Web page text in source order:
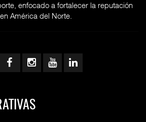
enfocado a fortalecer la reputación
América del Norte.